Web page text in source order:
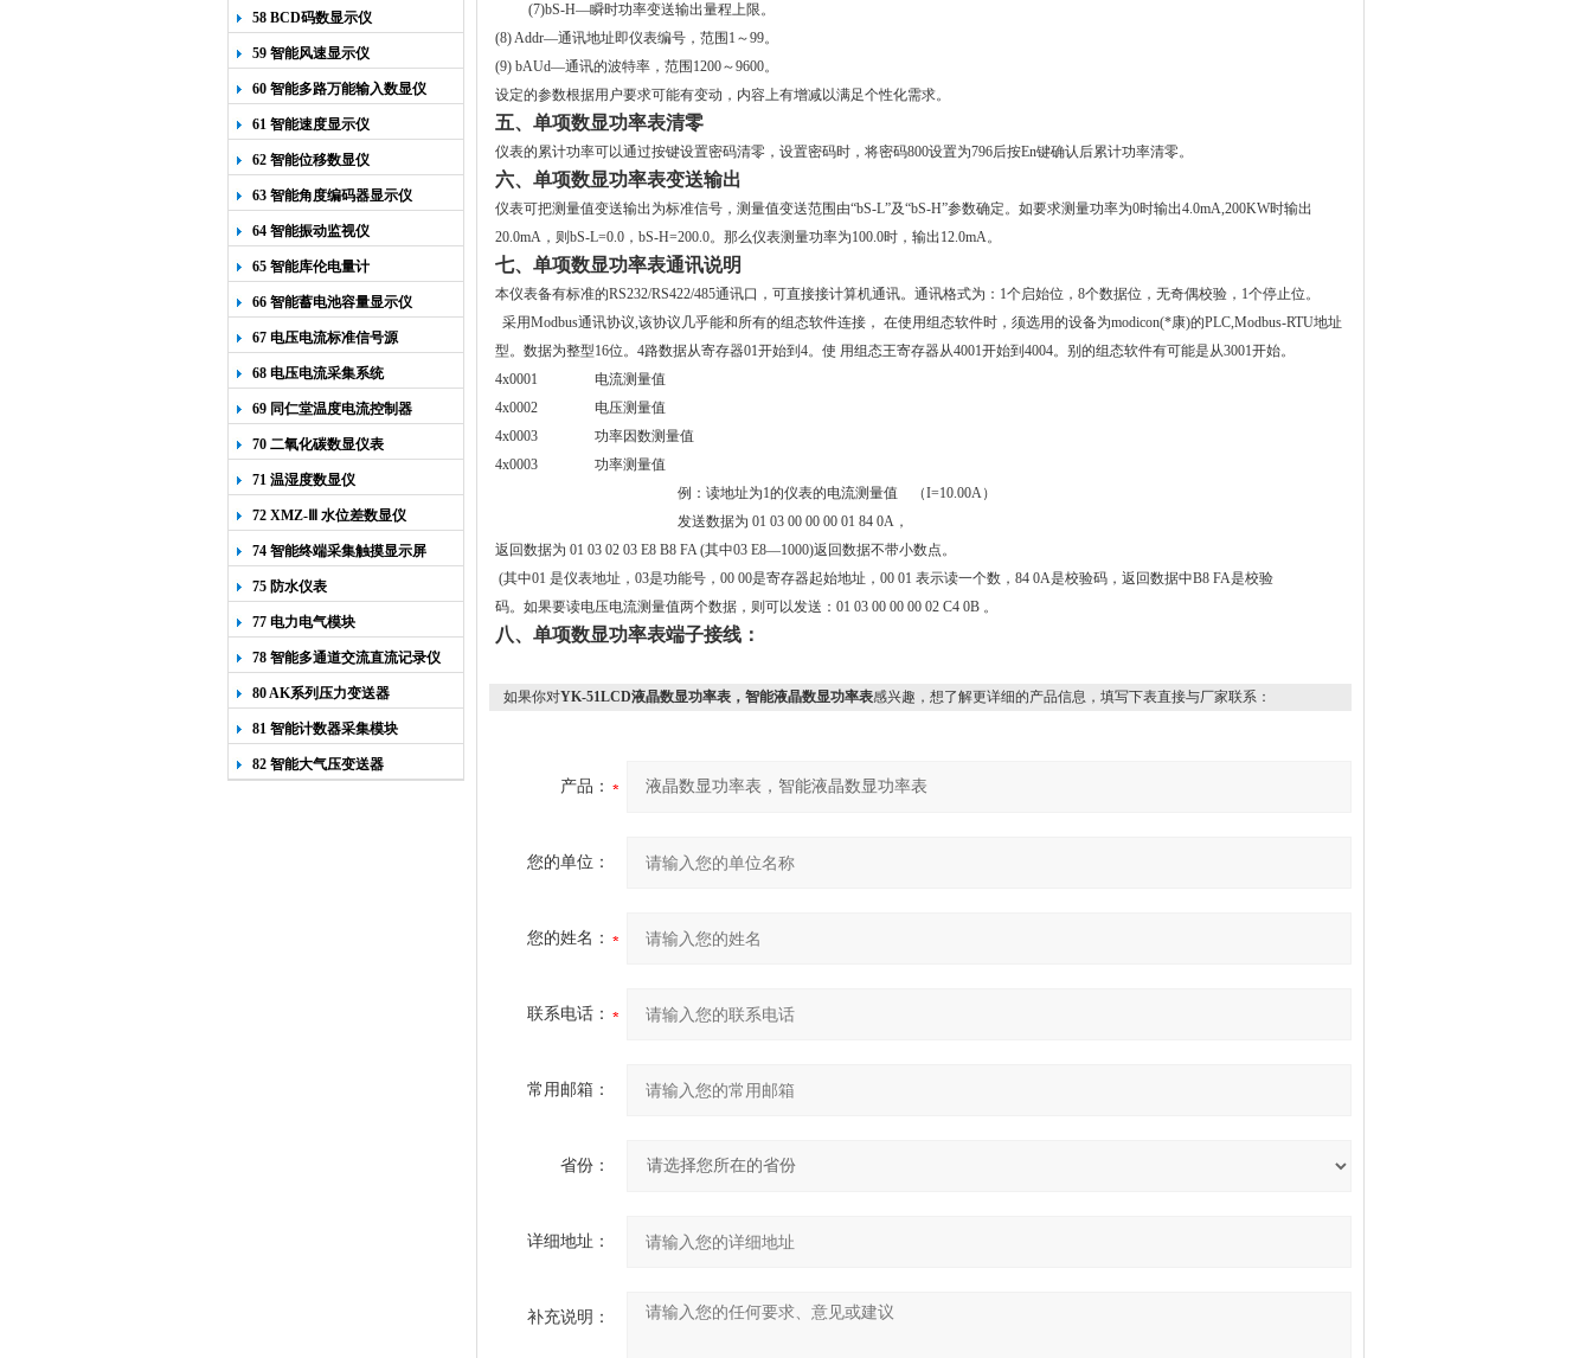
58 BCD码数显示仪
59 智能风速显示仪
60 智能多路万能输入数显仪
61 智能速度显示仪
62 智能位移数显仪
63 智能角度编码器显示仪
64 智能振动监视仪
65 智能库伦电量计
66 智能蓄电池容量显示仪
67 电压电流标准信号源
68 电压电流采集系统
69 同仁堂温度电流控制器
70 二氧化碳数显仪表
71 温湿度数显仪
72 XMZ-Ⅲ 水位差数显仪
74 智能终端采集触摸显示屏
75 防水仪表
77 电力电气模块
78 智能多通道交流直流记录仪
80 AK系列压力变送器
81 智能计数器采集模块
82 智能大气压变送器
(7)bS-H—瞬时功率变送输出量程上限。
(8) Addr—通讯地址即仪表编号，范围 1 ～99。
(9) bAUd—通讯的波特率，范围 1200～9600。
设定的参数根据用户要求可能有变动，内容上有增减以满足个性化需求。
五、 单项数显功率表清零
仪表的累计功率可以通过按键设置密码清零，设置密码时，将密码800设置为796后按En键确认后累计功率清零。
六、 单项数显功率表变送输出
仪表可把测量值变送输出为标准信号， 测量值变送范围由“bS-L”及“bS-H”参数确定。如要求测量功率为0时输出4.0mA,200KW时输出
20.0mA，则bS-L=0.0，bS-H=200.0。那么仪表测量功率为100.0时，输出12.0mA。
七、 单项数显功率表通讯说明
本仪表备有标准的RS232/RS422/485通讯口，可直接接计算机通讯。 通讯格式为：1个启始位，8个数据位，无奇偶校验，1个停止位。
采用Modbus通讯协议,该协议几乎能和所有的组态软件连接， 在使用组态软件时，须选用的设备为modicon(*康)的PLC,Modbus-RTU地址
型。数据为整型16位。4路数据从寄存器01开始到4。使 用组态王寄存器从4001开始到4004。别的组态软件有可能是从3001开始。
4x0001 电流测量值
4x0002 电压测量值
4x0003 功率因数测量值
4x0003 功率测量值
例：读地址为1的仪表的电流测量值 （I=10.00A）
发送数据为 01 03 00 00 00 01 84 0A，
返回数据为 01 03 02 03 E8 B8 FA (其中03 E8—1000)返回数据不带小数点。
(其中01 是仪表地址，03是功能号，00 00是寄存器起始地址，00 01 表示读一个数，84 0A是校验码，返回数据中B8 FA是校验
码。如果要读电压电流测量值两个数据，则可以发送：01 03 00 00 00 02 C4 0B 。
八、 单项数显功率表端子接线：
如果你对YK-51LCD液晶数显功率表，智能液晶数显功率表感兴趣，想了解更详细的产品信息，填写下表直接与厂家联系：
产品：
您的单位：
您的姓名：
联系电话：
常用邮箱：
省份：
详细地址：
补充说明：